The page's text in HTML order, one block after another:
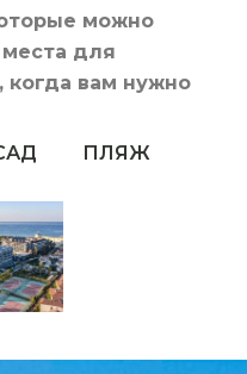
можно
места для
когда вам нужно
ПЛЯЖ